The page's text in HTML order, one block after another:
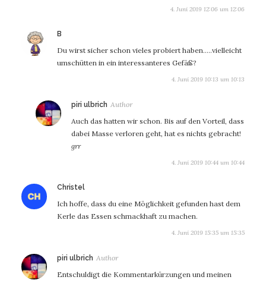
4. Juni 2019 12:06 um 12:06
B
Du wirst sicher schon vieles probiert haben…..vielleicht
umschütten in ein interessanteres Gefäß?
4. Juni 2019 10:13 um 10:13
piri ulbrich sagt:
Auch das hatten wir schon. Bis auf den Vorteil, dass
dabei Masse verloren geht, hat es nichts gebracht!
grr
4. Juni 2019 10:44 um 10:44
Christelsagt:
Ich hoffe, dass du eine Möglichkeit gefunden hast dem
Kerle das Essen schmackhaft zu machen.
4. Juni 2019 15:35 um 15:35
piri ulbrich sagt:
Entschuldigt die Kommentarkürzungen und meinen